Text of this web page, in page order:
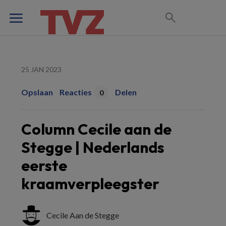
25 JAN 2023
Opslaan Reacties 0 Delen
Column Cecile aan de
Stegge | Nederlands
eerste
kraamverpleegster
Cecile Aan de Stegge